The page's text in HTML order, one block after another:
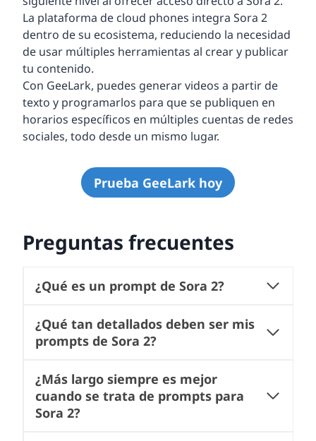
La plataforma de cloud phones integra Sora 2
dentro de su ecosistema, reduciendo la necesidad
de usar múltiples herramientas al crear y publicar
tu contenido.
Con GeeLark, puedes generar videos a partir de
texto y programarlos para que se publiquen en
horarios específicos en múltiples cuentas de redes
sociales, todo desde un mismo lugar.
Prueba GeeLark hoy
Preguntas frecuentes
¿Qué es un prompt de Sora 2?
¿Qué tan detallados deben ser mis
prompts de Sora 2?
¿Más largo siempre es mejor
cuando se trata de prompts para
Sora 2?